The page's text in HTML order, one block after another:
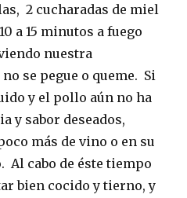
2 cucharadas de miel
a 15 minutos a fuego
nuestra
se pegue o queme. Si
y el pollo aún no ha
y sabor deseados,
más de vino o en su
Al cabo de éste tiempo
bien cocido y tierno, y